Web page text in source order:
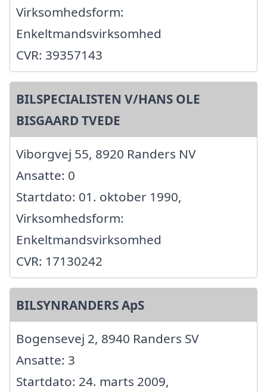
Virksomhedsform:
Enkeltmandsvirksomhed
CVR: 39357143
BILSPECIALISTEN V/HANS OLE
BISGAARD TVEDE
Viborgvej 55, 8920 Randers NV
Ansatte: 0
Startdato: 01. oktober 1990,
Virksomhedsform:
Enkeltmandsvirksomhed
CVR: 17130242
BILSYNRANDERS ApS
Bogensevej 2, 8940 Randers SV
Ansatte: 3
Startdato: 24. marts 2009,